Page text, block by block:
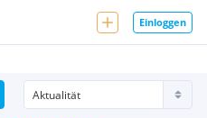
Einloggen